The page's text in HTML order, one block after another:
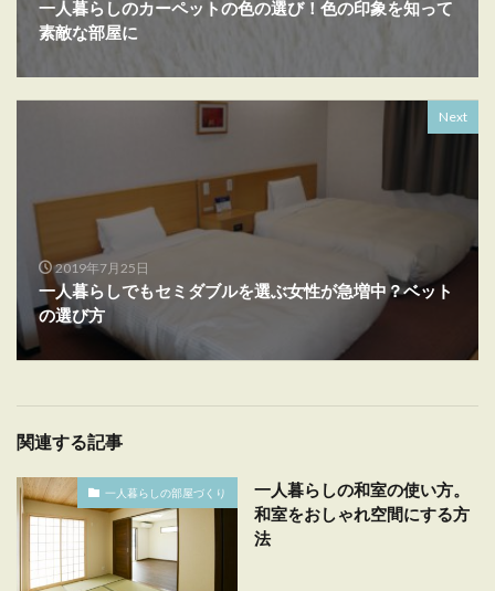
一人暮らしのカーペットの色の選び！色の印象を知って
素敵な部屋に
Next
2019年7月25日
一人暮らしでもセミダブルを選ぶ女性が急増中？ベット
の選び方
関連する記事
一人暮らしの部屋づくり
一人暮らしの和室の使い方。
和室をおしゃれ空間にする方
法